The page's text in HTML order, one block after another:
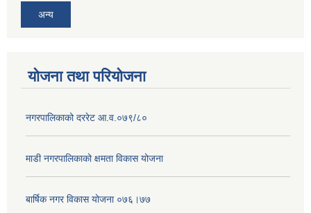
अन्य
योजना तथा परियोजना
नगरपालिकाको दररेट आ.व.०७९/८०
माडी नगरपालिकाको क्षमता विकास योजना
बार्षिक नगर विकास योजना ०७६।७७